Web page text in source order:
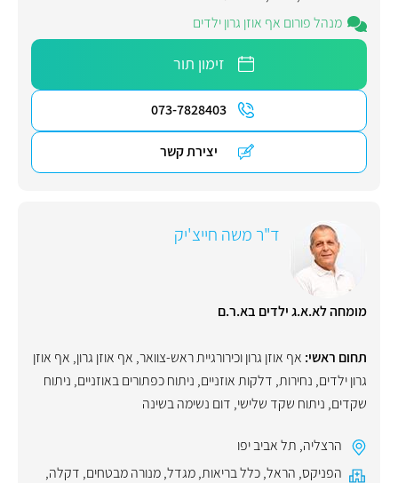
מנהל פורום אף אוזן גרון ילדים
זימון תור
073-7828403
יצירת קשר
ד"ר משה חייצ'יק
מומחה לא.א.ג ילדים בא.ר.ם
תחום ראשי: אף אוזן גרון וכירורגיית ראש-צוואר, אף אוזן גרון, אף אוזן
גרון ילדים, נחירות, דלקות אוזניים, ניתוח כפתורים באוזניים, ניתוח
שקדים, ניתוח שקד שלישי, דום נשימה בשינה
הרצליה, תל אביב יפו
הפניקס, הראל,כלל בריאות,מגדל,מנורה מבטחים, דקלה,